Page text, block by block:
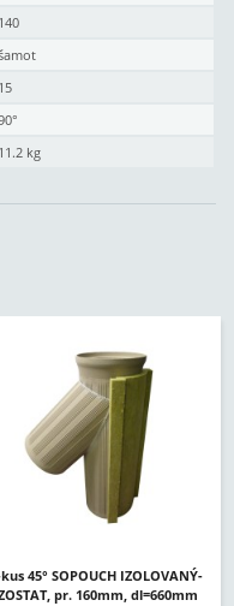
140
15
11.2 kg
45° SOPOUCH IZOLOVANÝ-
pr. 160mm, dl=660mm